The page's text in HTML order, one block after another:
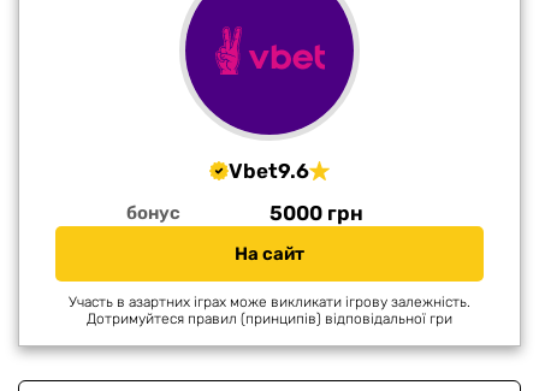
Vbet9.6
бонус 5000 грн
На сайт
Участь в азартних іграх може викликати ігрову залежність.
Дотримуйтеся правил (принципів) відповідальної гри